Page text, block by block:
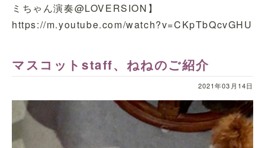
ミちゃん演奏@LOVERSION】
https://m.youtube.com/watch?v=CKpTbQcvGHU
マスコットstaff、ねねのご紹介
2021年03月14日